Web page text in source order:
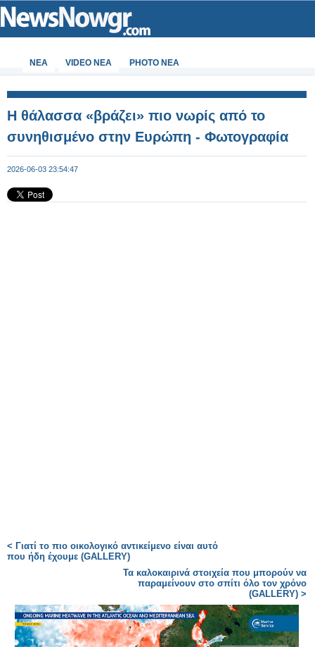
ΝΕΑ VIDEO NEA PHOTO NEA
Η θάλασσα «βράζει» πιο νωρίς από το
συνηθισμένο στην Ευρώπη - Φωτογραφία
2026-06-03 23:54:47
< Γιατί το πιο οικολογικό αντικείμενο είναι αυτό
που ήδη έχουμε (GALLERY)
Τα καλοκαιρινά στοιχεία που μπορούν να
παραμείνουν στο σπίτι όλο τον χρόνο
(GALLERY) >